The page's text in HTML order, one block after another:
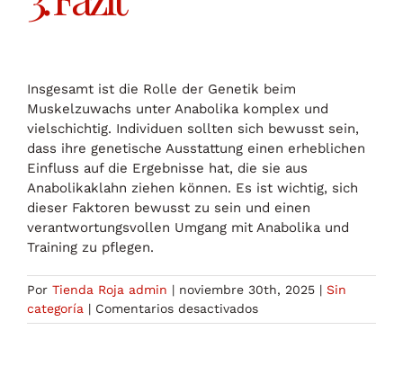
Insgesamt ist die Rolle der Genetik beim
Muskelzuwachs unter Anabolika komplex und
vielschichtig. Individuen sollten sich bewusst sein,
dass ihre genetische Ausstattung einen erheblichen
Einfluss auf die Ergebnisse hat, die sie aus
Anabolikaklahn ziehen können. Es ist wichtig, sich
dieser Faktoren bewusst zu sein und einen
verantwortungsvollen Umgang mit Anabolika und
Training zu pflegen.
Por Tienda Roja admin | noviembre 30th, 2025 | Sin
categoría | Comentarios desactivadosen
Die